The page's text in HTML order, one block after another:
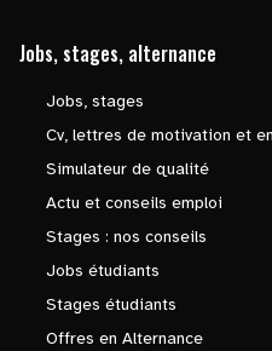
Jobs, stages, alternance
Jobs, stages
Cv, lettres de motivation et
Simulateur de qualité
Actu et conseils emploi
Stages : nos conseils
Jobs étudiants
Stages étudiants
Offres en Alternance